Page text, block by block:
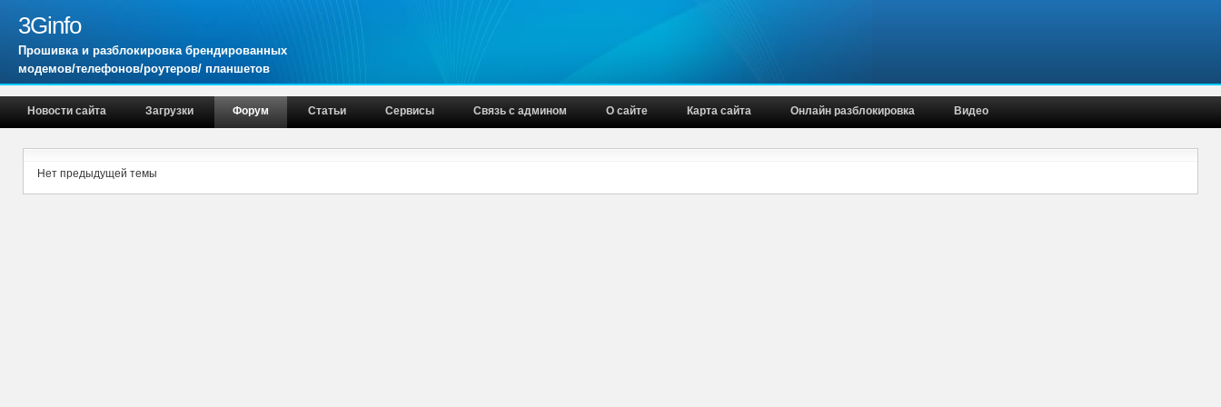
3Ginfo
Прошивка и разблокировка брендированных
модемов/телефонов/роутеров/ планшетов
Новости сайта Загрузки Форум Статьи Сервисы Связь с админом О сайте Карта сайта Онлайн разблокировка Видео
Нет предыдущей темы